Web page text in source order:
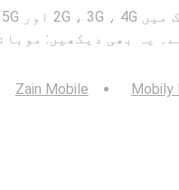
یہ بھی دیکھیں:
Mobily
Zain Mobile